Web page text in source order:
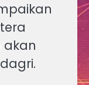
akan